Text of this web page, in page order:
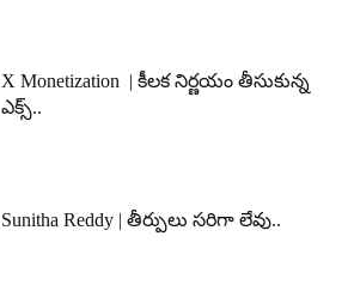
X Monetization | కీలక నిర్ణయం తీసుకున్న
ఎక్స్..
Sunitha Reddy | తీర్పులు సరిగా లేవు..